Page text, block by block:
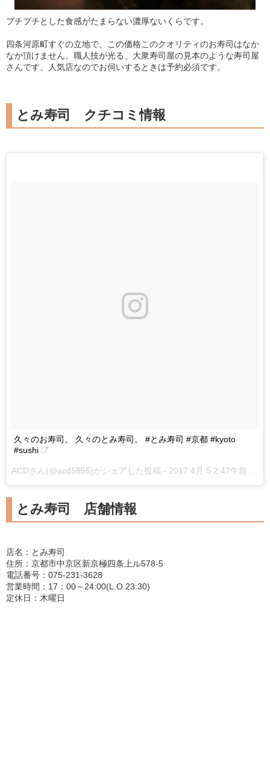
プチプチとした食感がたまらない濃厚ないくらです。
四条河原町すぐの立地で、この価格このクオリティのお寿司はなか
なか頂けません。職人技が光る、大衆寿司屋の見本のような寿司屋
さんです、人気店なのでお伺いするときは予約必須です。
とみ寿司 クチコミ情報
久々のお寿司。 久々のとみ寿司。 #とみ寿司 #京都 #kyoto
#sushi
ACDさん(@acd5855)がシェアした投稿 - 2017 4月 5 2:47午前 PDT
とみ寿司 店舗情報
店名：とみ寿司
住所：京都市中京区新京極四条上ル578-5
電話番号：075-231-3628
営業時間：17：00～24:00(L.O.23:30)
定休日：木曜日